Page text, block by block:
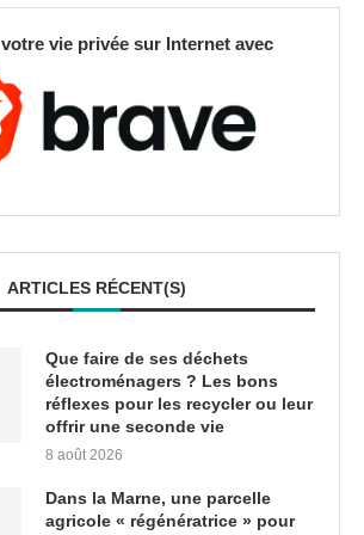
vie privée sur Internet avec
ARTICLES RÉCENT(S)
Que faire de ses déchets
électroménagers ? Les bons
réflexes pour les recycler ou leur
offrir une seconde vie
8 août 2026
Dans la Marne, une parcelle
agricole « régénératrice » pour